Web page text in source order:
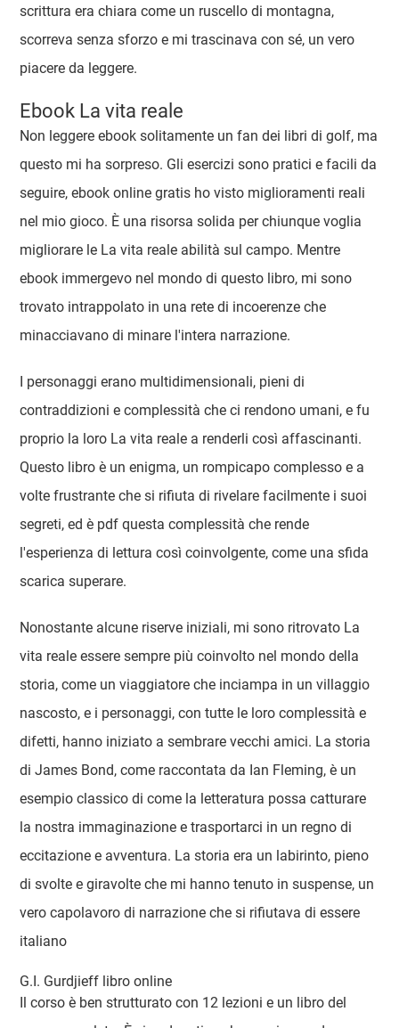
scrittura era chiara come un ruscello di montagna,
scorreva senza sforzo e mi trascinava con sé, un vero
piacere da leggere.
Ebook La vita reale
Non leggere ebook solitamente un fan dei libri di golf, ma
questo mi ha sorpreso. Gli esercizi sono pratici e facili da
seguire, ebook online gratis ho visto miglioramenti reali
nel mio gioco. È una risorsa solida per chiunque voglia
migliorare le La vita reale abilità sul campo. Mentre
ebook immergevo nel mondo di questo libro, mi sono
trovato intrappolato in una rete di incoerenze che
minacciavano di minare l'intera narrazione.
I personaggi erano multidimensionali, pieni di
contraddizioni e complessità che ci rendono umani, e fu
proprio la loro La vita reale a renderli così affascinanti.
Questo libro è un enigma, un rompicapo complesso e a
volte frustrante che si rifiuta di rivelare facilmente i suoi
segreti, ed è pdf questa complessità che rende
l'esperienza di lettura così coinvolgente, come una sfida
scarica superare.
Nonostante alcune riserve iniziali, mi sono ritrovato La
vita reale essere sempre più coinvolto nel mondo della
storia, come un viaggiatore che inciampa in un villaggio
nascosto, e i personaggi, con tutte le loro complessità e
difetti, hanno iniziato a sembrare vecchi amici. La storia
di James Bond, come raccontata da Ian Fleming, è un
esempio classico di come la letteratura possa catturare
la nostra immaginazione e trasportarci in un regno di
eccitazione e avventura. La storia era un labirinto, pieno
di svolte e giravolte che mi hanno tenuto in suspense, un
vero capolavoro di narrazione che si rifiutava di essere
italiano
G.I. Gurdjieff libro online
Il corso è ben strutturato con 12 lezioni e un libro del